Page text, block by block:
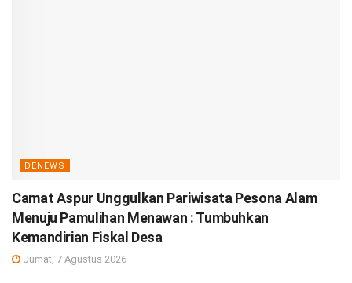
DENEWS
Camat Aspur Unggulkan Pariwisata Pesona Alam
Menuju Pamulihan Menawan : Tumbuhkan
Kemandirian Fiskal Desa
Jumat, 7 Agustus 2026